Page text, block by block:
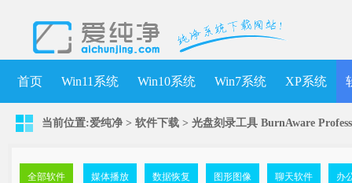
首页 Win11系统 Win10系统 Win7系统 XP系统
当前位置:爱纯净 > 软件下载 > 光盘刻录工具 BurnAware
全部软件 媒体播放 数据恢复 图形图像 聊天软件 办